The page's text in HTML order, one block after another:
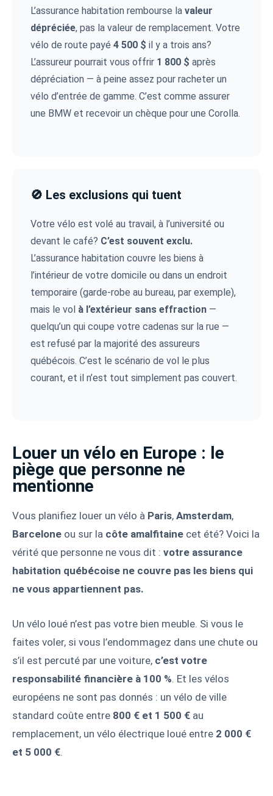
L’assurance habitation rembourse la valeur
dépréciée, pas la valeur de remplacement. Votre
vélo de route payé 4 500 $ il y a trois ans?
L’assureur pourrait vous offrir 1 800 $ après
dépréciation — à peine assez pour racheter un
vélo d’entrée de gamme. C’est comme assurer
une BMW et recevoir un chèque pour une Corolla.
🚫 Les exclusions qui tuent
Votre vélo est volé au travail, à l’université ou
devant le café? C’est souvent exclu.
L’assurance habitation couvre les biens à
l’intérieur de votre domicile ou dans un endroit
temporaire (garde-robe au bureau, par exemple),
mais le vol à l’extérieur sans effraction —
quelqu’un qui coupe votre cadenas sur la rue —
est refusé par la majorité des assureurs
québécois. C’est le scénario de vol le plus
courant, et il n’est tout simplement pas couvert.
Louer un vélo en Europe : le
piège que personne ne
mentionne
Vous planifiez louer un vélo à Paris, Amsterdam,
Barcelone ou sur la côte amalfitaine cet été? Voici la
vérité que personne ne vous dit : votre assurance
habitation québécoise ne couvre pas les biens qui
ne vous appartiennent pas.
Un vélo loué n’est pas votre bien meuble. Si vous le
faites voler, si vous l’endommagez dans une chute ou
s’il est percuté par une voiture, c’est votre
responsabilité financière à 100 %. Et les vélos
européens ne sont pas donnés : un vélo de ville
standard coûte entre 800 € et 1 500 € au
remplacement, un vélo électrique loué entre 2 000 €
et 5 000 €.